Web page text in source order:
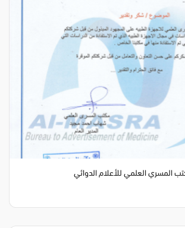
المسري العلمي للأعلام الدوائي